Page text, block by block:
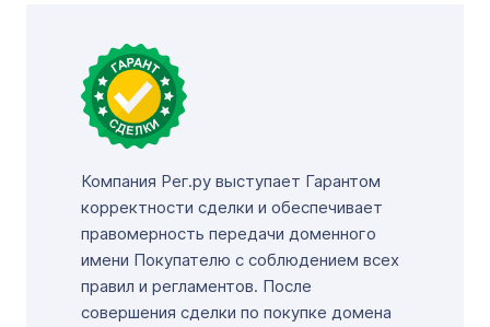
Компания Рег.ру выступает Гарантом
корректности сделки и обеспечивает
правомерность передачи доменного
имени Покупателю с соблюдением всех
правил и регламентов. После
совершения сделки по покупке домена